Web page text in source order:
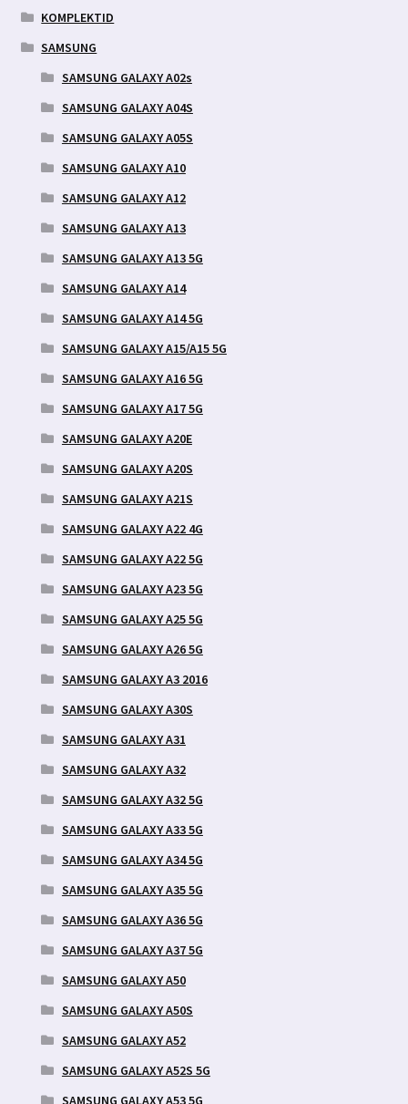
KOMPLEKTID
SAMSUNG
SAMSUNG GALAXY A02s
SAMSUNG GALAXY A04S
SAMSUNG GALAXY A05S
SAMSUNG GALAXY A10
SAMSUNG GALAXY A12
SAMSUNG GALAXY A13
SAMSUNG GALAXY A13 5G
SAMSUNG GALAXY A14
SAMSUNG GALAXY A14 5G
SAMSUNG GALAXY A15/A15 5G
SAMSUNG GALAXY A16 5G
SAMSUNG GALAXY A17 5G
SAMSUNG GALAXY A20E
SAMSUNG GALAXY A20S
SAMSUNG GALAXY A21S
SAMSUNG GALAXY A22 4G
SAMSUNG GALAXY A22 5G
SAMSUNG GALAXY A23 5G
SAMSUNG GALAXY A25 5G
SAMSUNG GALAXY A26 5G
SAMSUNG GALAXY A3 2016
SAMSUNG GALAXY A30S
SAMSUNG GALAXY A31
SAMSUNG GALAXY A32
SAMSUNG GALAXY A32 5G
SAMSUNG GALAXY A33 5G
SAMSUNG GALAXY A34 5G
SAMSUNG GALAXY A35 5G
SAMSUNG GALAXY A36 5G
SAMSUNG GALAXY A37 5G
SAMSUNG GALAXY A50
SAMSUNG GALAXY A50S
SAMSUNG GALAXY A52
SAMSUNG GALAXY A52S 5G